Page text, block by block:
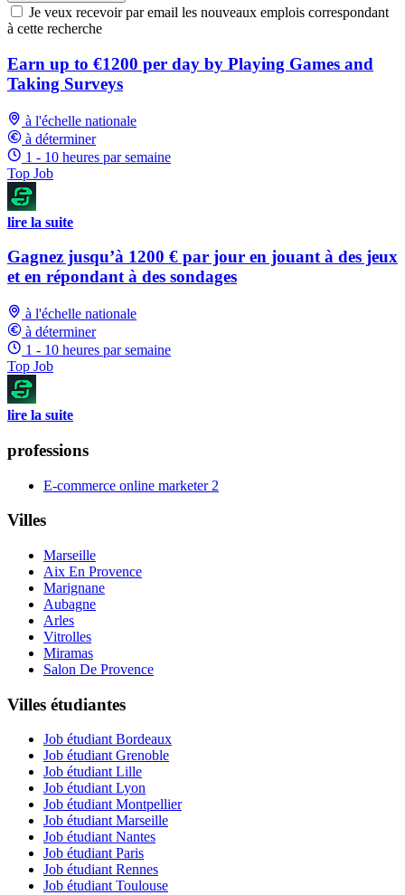
Je veux recevoir par email les nouveaux emplois correspondant
à cette recherche
Earn up to €1200 per day by Playing Games and
Taking Surveys
à l'échelle nationale
à déterminer
1 - 10 heures par semaine
Top Job
lire la suite
Gagnez jusqu’à 1200 € par jour en jouant à des jeux
et en répondant à des sondages
à l'échelle nationale
à déterminer
1 - 10 heures par semaine
Top Job
lire la suite
professions
E-commerce online marketer 2
Villes
Marseille
Aix En Provence
Marignane
Aubagne
Arles
Vitrolles
Miramas
Salon De Provence
Villes étudiantes
Job étudiant Bordeaux
Job étudiant Grenoble
Job étudiant Lille
Job étudiant Lyon
Job étudiant Montpellier
Job étudiant Marseille
Job étudiant Nantes
Job étudiant Paris
Job étudiant Rennes
Job étudiant Toulouse